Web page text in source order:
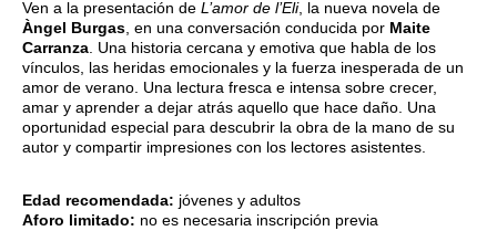
Ven a la presentación de L’amor de l’Eli, la nueva novela de
Àngel Burgas, en una conversación conducida por Maite
Carranza. Una historia cercana y emotiva que habla de los
vínculos, las heridas emocionales y la fuerza inesperada de un
amor de verano. Una lectura fresca e intensa sobre crecer,
amar y aprender a dejar atrás aquello que hace daño. Una
oportunidad especial para descubrir la obra de la mano de su
autor y compartir impresiones con los lectores asistentes.
Edad recomendada: jóvenes y adultos
Aforo limitado: no es necesaria inscripción previa